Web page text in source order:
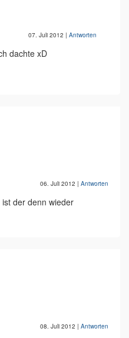
07. Juli 2012 | Antworten
dachte xD
06. Juli 2012 | Antworten
der denn wieder
08. Juli 2012 | Antworten